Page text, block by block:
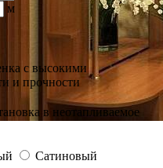
м
с высокими
и прочности
в неотапливаемое
Сатиновый